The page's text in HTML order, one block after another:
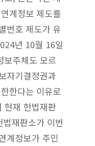
계정보 제도를
번호 제도가 유
년 10월 16일
보주체도 모르
자기결정권과
한다는 이유로
현재 헌법재판
재판소가 이번
계정보가 주민